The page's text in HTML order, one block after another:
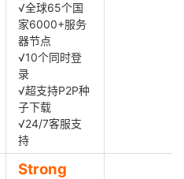
√全球65个国
家6000+服务
器节点
√10个同时登
录
√超支持P2P种
子下载
√24/7客服支
持
Strong